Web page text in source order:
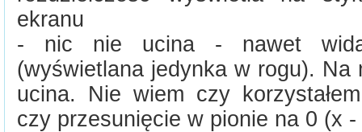
ekranu
- nic nie ucina - nawet
(wyświetlana jedynka w rogu). Na
ucina. Nie wiem czy
czy przesunięcie w pionie na 0 (x